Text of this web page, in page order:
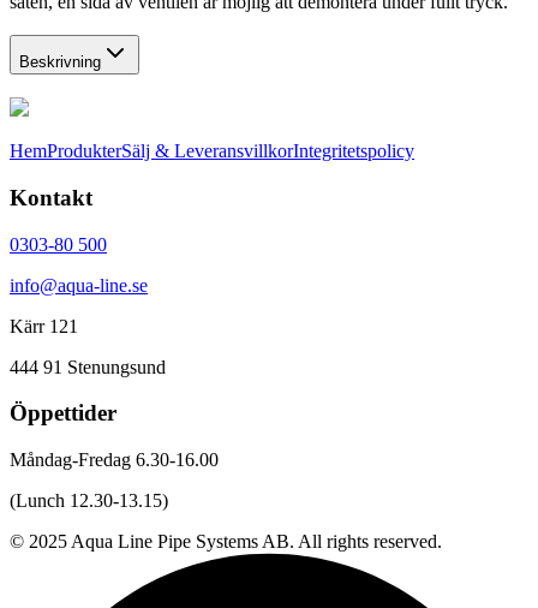
Beskrivning
HemProdukterSälj & LeveransvillkorIntegritetspolicy
Kontakt
0303-80 500
info@aqua-line.se
Kärr 121
444 91 Stenungsund
Öppettider
Måndag-Fredag 6.30-16.00
(Lunch 12.30-13.15)
© 2025 Aqua Line Pipe Systems AB. All rights reserved.